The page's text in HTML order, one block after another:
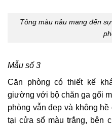
Tông màu nâu mang đến
Mẫu số 3
Căn phòng có thiết kế
giường với bộ chăn ga gối
phòng vẫn đẹp và không
tại cửa sổ màu trắng, bên